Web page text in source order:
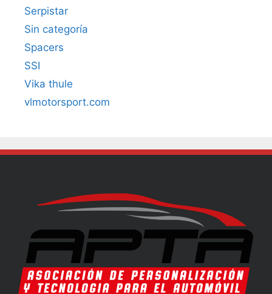
Serpistar
Sin categoría
Spacers
SSI
Vika thule
vlmotorsport.com